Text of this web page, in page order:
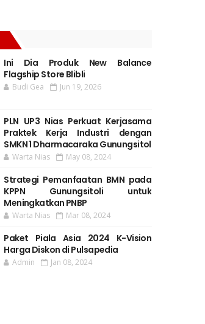
Ini Dia Produk New Balance
Flagship Store Blibli
Budi Gea Jun 19, 2026
PLN UP3 Nias Perkuat Kerjasama
Praktek Kerja Industri dengan
SMKN 1 Dharmacaraka Gunungsitol
Warta Nias May 08, 2024
Strategi Pemanfaatan BMN pada
KPPN Gunungsitoli untuk
Meningkatkan PNBP
Warta Nias Mar 08, 2024
Paket Piala Asia 2024 K-Vision
Harga Diskon di Pulsapedia
Admin Jan 08, 2024